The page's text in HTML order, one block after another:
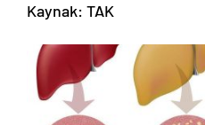
Kaynak: TAK